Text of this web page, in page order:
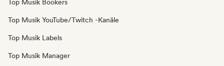
Top Musik Bookers
Top Musik YouTube/Twitch -Kanäle
Top Musik Labels
Top Musik Manager